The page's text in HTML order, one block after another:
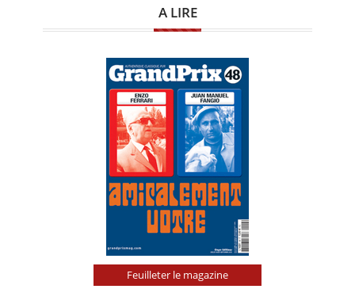
A LIRE
Feuilleter le magazine